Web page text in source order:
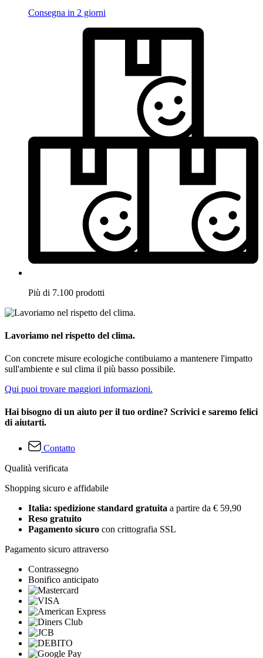
Consegna in 2 giorni
Più di 7.100 prodotti
Lavoriamo nel rispetto del clima.
Con concrete misure ecologiche contibuiamo a mantenere l'impatto
sull'ambiente e sul clima il più basso possibile.
Qui puoi trovare maggiori informazioni.
Hai bisogno di un aiuto per il tuo ordine? Scrivici e saremo felici
di aiutarti.
Contatto
Qualità verificata
Shopping sicuro e affidabile
Italia: spedizione standard gratuita a partire da € 59,90
Reso gratuito
Pagamento sicuro con crittografia SSL
Pagamento sicuro attraverso
Contrassegno
Bonifico anticipato